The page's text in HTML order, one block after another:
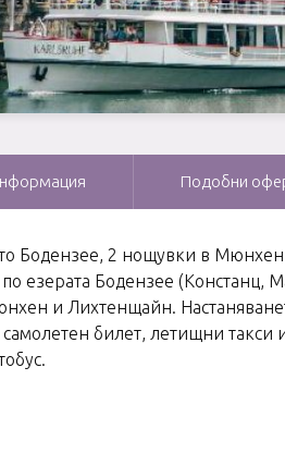
Подобни
Бодензее, 2 нощувки в
езерата Бодензеe
и Лихтенщайн.
билет, летищни такси